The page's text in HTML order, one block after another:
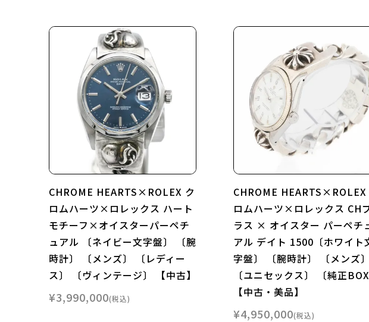
CHROME HEARTS×ROLEX ク
ロムハーツ×ロレックス ハート
モチーフ×オイスターパーペチ
ュアル 〔ネイビー文字盤〕 〔腕
時計〕 〔メンズ〕 〔レディー
ス〕 〔ヴィンテージ〕 【中古】
¥3,990,000 税込
CHROME HEARTS×ROLEX
ロムハーツ×ロレックス CH
ラス × オイスター パーペチ
アル デイト 1500〔ホワイト
字盤〕 〔腕時計〕 〔メンズ〕
〔ユニセックス〕 〔純正BOX
【中古・美品】
¥4,950,000 税込